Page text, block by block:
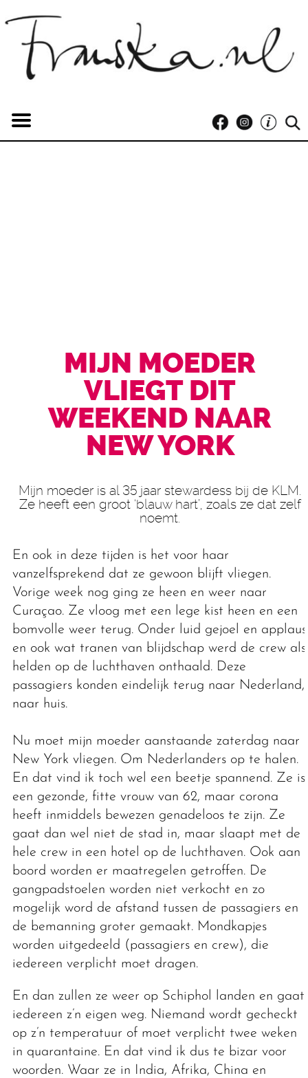
MIJN MOEDER
VLIEGT DIT
WEEKEND NAAR
NEW YORK
Mijn moeder is al 35 jaar stewardess bij de KLM.
Ze heeft een groot ‘blauw hart’, zoals ze dat zelf
noemt.
En ook in deze tijden is het voor haar
vanzelfsprekend dat ze gewoon blijft vliegen.
Vorige week nog ging ze heen en weer naar
Curaçao. Ze vloog met een lege kist heen en een
bomvolle weer terug. Onder luid gejoel en applaus
en ook wat tranen van blijdschap werd de crew als
helden op de luchthaven onthaald. Deze
passagiers konden eindelijk terug naar Nederland,
naar huis.
Nu moet mijn moeder aanstaande zaterdag naar
New York vliegen. Om Nederlanders op te halen.
En dat vind ik toch wel een beetje spannend. Ze is
een gezonde, fitte vrouw van 62, maar corona
heeft inmiddels bewezen genadeloos te zijn. Ze
gaat dan wel niet de stad in, maar slaapt met de
hele crew in een hotel op de luchthaven. Ook aan
boord worden er maatregelen getroffen. De
gangpadstoelen worden niet verkocht en zo
mogelijk word de afstand tussen de passagiers en
de bemanning groter gemaakt. Mondkapjes
worden uitgedeeld (passagiers en crew), die
iedereen verplicht moet dragen.
En dan zullen ze weer op Schiphol landen en gaat
iedereen z’n eigen weg. Niemand wordt gecheckt
op z’n temperatuur of moet verplicht twee weken
in quarantaine. En dat vind ik dus te bizar voor
woorden. Waar ze in India, Afrika, China en